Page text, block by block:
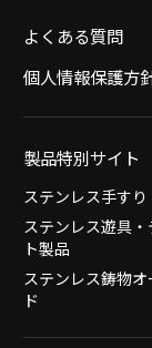
よくある質問
個人情報保護方
製品特別サイト
ステンレス手すり
ステンレス遊具
ト製品
ステンレス鋳物オ
ド